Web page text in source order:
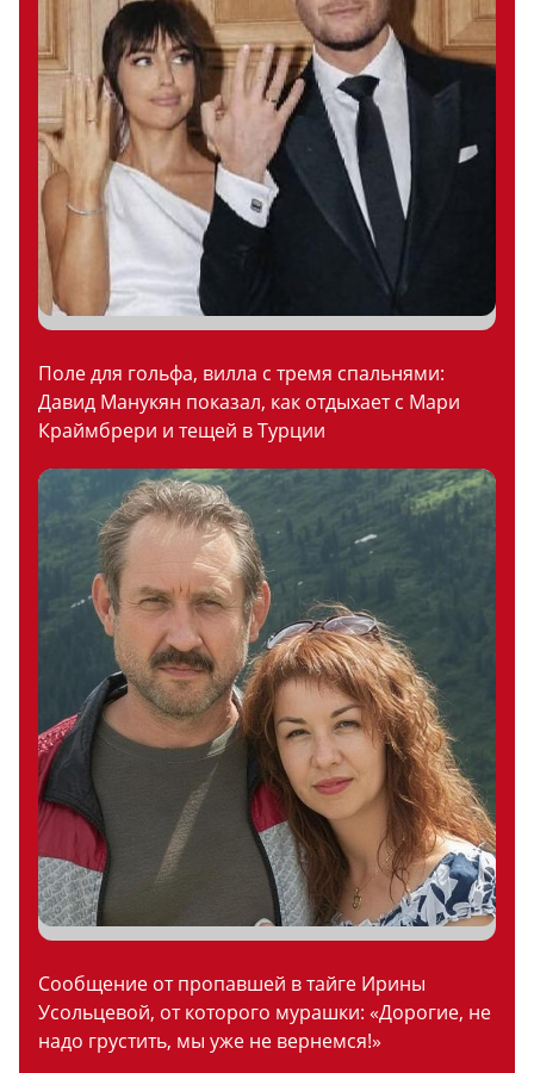
Поле для гольфа, вилла с тремя спальнями:
Давид Манукян показал, как отдыхает с Мари
Краймбрери и тещей в Турции
Сообщение от пропавшей в тайге Ирины
Усольцевой, от которого мурашки: «Дорогие, не
надо грустить, мы уже не вернемся!»